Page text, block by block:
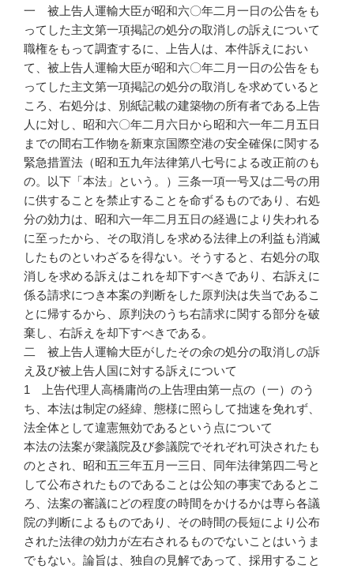
一 被上告人運輸大臣が昭和六〇年二月一日の公告をも
ってした主文第一項掲記の処分の取消しの訴えについて
職権をもって調査するに、上告人は、本件訴えにおい
て、被上告人運輸大臣が昭和六〇年二月一日の公告をも
ってした主文第一項掲記の処分の取消しを求めていると
ころ、右処分は、別紙記載の建築物の所有者である上告
人に対し、昭和六〇年二月六日から昭和六一年二月五日
までの間右工作物を新東京国際空港の安全確保に関する
緊急措置法（昭和五九年法律第八七号による改正前のも
の。以下「本法」という。）三条一項一号又は二号の用
に供することを禁止することを命ずるものであり、右処
分の効力は、昭和六一年二月五日の経過により失われる
に至ったから、その取消しを求める法律上の利益も消滅
したものといわざるを得ない。そうすると、右処分の取
消しを求める訴えはこれを却下すべきであり、右訴えに
係る請求につき本案の判断をした原判決は失当であるこ
とに帰するから、原判決のうち右請求に関する部分を破
棄し、右訴えを却下すべきである。
二 被上告人運輸大臣がしたその余の処分の取消しの訴
え及び被上告人国に対する訴えについて
1 上告代理人高橋庸尚の上告理由第一点の（一）のう
ち、本法は制定の経緯、態様に照らして拙速を免れず、
法全体として違憲無効であるという点について
本法の法案が衆議院及び参議院でそれぞれ可決されたも
のとされ、昭和五三年五月一三日、同年法律第四二号と
して公布されたものであることは公知の事実であるとこ
ろ、法案の審議にどの程度の時間をかけるかは専ら各議
院の判断によるものであり、その時間の長短により公布
された法律の効力が左右されるものでないことはいうま
でもない。論旨は、独自の見解であって、採用すること